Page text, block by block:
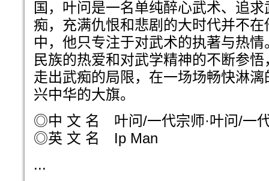
国，叶问是一名单纯醉心武术、追
痴，充满仇恨和悲剧的大时代并不在
中，他只专注于对武术的执著与热
民族的热爱和对武学精神的不断参
走出武痴的局限，在一场场畅快淋
兴中华的大旗。
◎中 文 名 叶问/一代宗师·叶问/一
◎英 文 名 Ip Man
...